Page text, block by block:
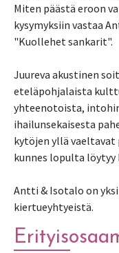
Miten päästä eroon
kysymyksiin vastaa
"Kuollehet sankarit".
Juureva akustinen
eteläpohjalaista
yhteenotoista,
ihailunsekaisesta
kytöjen yllä
kunnes lopulta löytyy
Antti & Isotalo on
kiertueyhtyeistä.